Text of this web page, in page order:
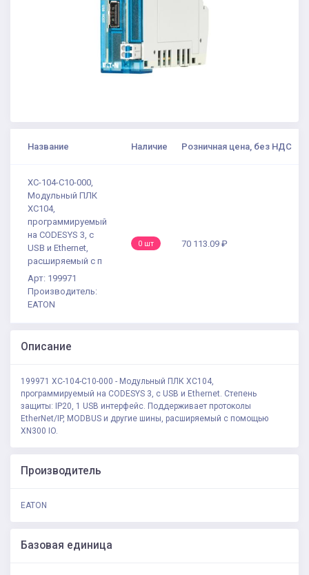
Название Наличие Розничная цена, без НДС
XC-104-C10-000,
Модульный ПЛК
XC104,
программируемый
на CODESYS 3, с
USB и Ethernet,
расширяемый с п
Арт: 199971
Производитель:
EATON
0 шт 70 113.09 ₽
Описание
199971 XC-104-C10-000 - Модульный ПЛК XC104,
программируемый на CODESYS 3, с USB и Ethernet. Степень
защиты: IP20, 1 USB интерфейс. Поддерживает протоколы
EtherNet/IP, MODBUS и другие шины, расширяемый с помощью
XN300 IO.
Производитель
EATON
Базовая единица